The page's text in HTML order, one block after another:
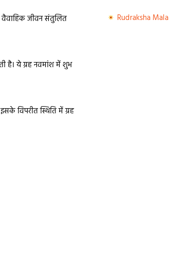
वैवाहिक जीवन संतुलित
है। ये ग्रह नवमांश में शुभ
विपरीत स्थिति में ग्रह
Rudraksha Mala